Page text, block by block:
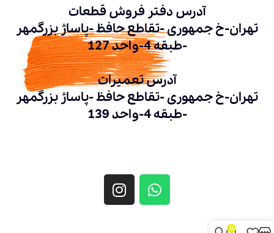
آدرس دفتر فروش قطعات
تهران-خ جمهوری -تقاطع حافظ -پاساژ بزرگمهر
-طبقه 4-واحد 127
آدرس تعمیرات
تهران-خ جمهوری -تقاطع حافظ -پاساژ بزرگمهر
-طبقه 4-واحد 139
0